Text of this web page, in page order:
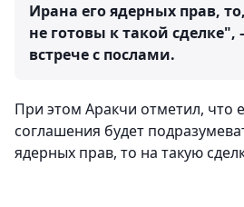
Ирана его ядерных прав,
не готовы к такой сделке",
встрече с послами.
При этом Аракчи отметил, что
соглашения будет
ядерных прав, то на такую